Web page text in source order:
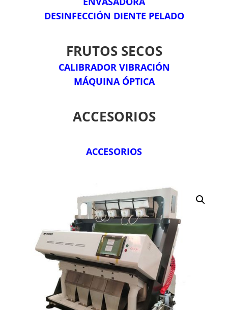
DESINFECCIÓN DIENTE PELADO
FRUTOS SECOS
CALIBRADOR VIBRACIÓN
MÁQUINA ÓPTICA
ACCESORIOS
ACCESORIOS